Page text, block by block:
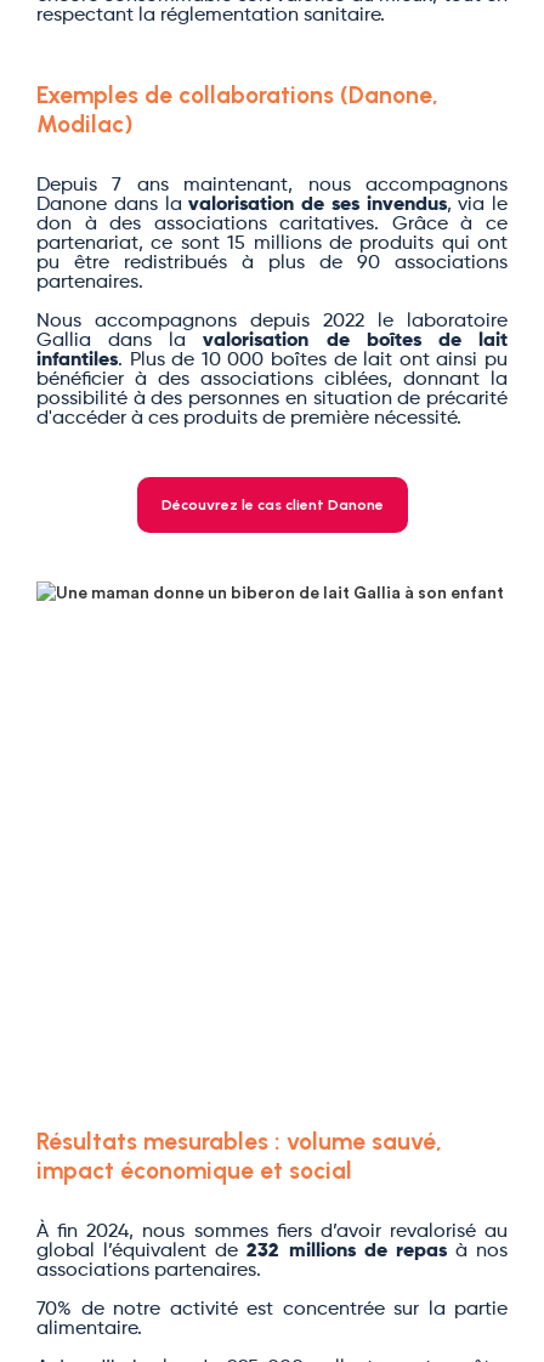
respectant la réglementation sanitaire.
Exemples de collaborations (Danone,
Modilac)
Depuis 7 ans maintenant, nous accompagnons
Danone dans lavalorisation de ses invendus, via le
don à des associations caritatives. Grâce à ce
partenariat, ce sont 15 millions de produits qui ont
pu être redistribués à plus de 90 associations
partenaires.
Nous accompagnons depuis 2022 le laboratoire
Gallia dans lavalorisation de boîtes de lait
infantiles. Plus de 10 000 boîtes de lait ont ainsi pu
bénéficier à des associations ciblées, donnant la
possibilité à des personnes en situation de précarité
d'accéder à ces produits de première nécessité.
Découvrez le cas client Danone
Résultats mesurables : volume sauvé,
impact économique et social
À fin 2024, nous sommes fiers d’avoir revalorisé au
global l’équivalent de232 millions de repasà nos
associations partenaires.
70% de notre activité est concentrée sur la partie
alimentaire.